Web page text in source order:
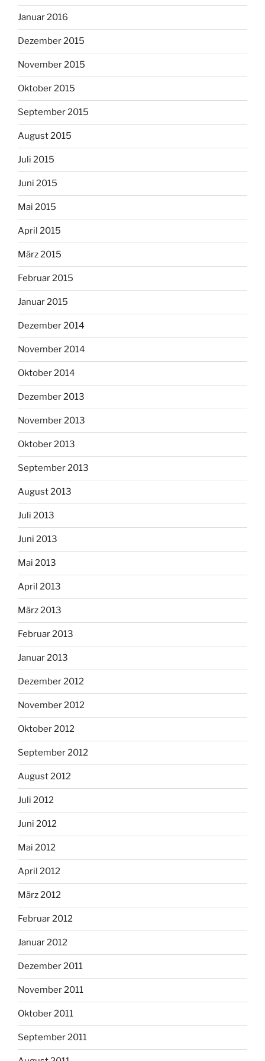
Januar 2016
Dezember 2015
November 2015
Oktober 2015
September 2015
August 2015
Juli 2015
Juni 2015
Mai 2015
April 2015
März 2015
Februar 2015
Januar 2015
Dezember 2014
November 2014
Oktober 2014
Dezember 2013
November 2013
Oktober 2013
September 2013
August 2013
Juli 2013
Juni 2013
Mai 2013
April 2013
März 2013
Februar 2013
Januar 2013
Dezember 2012
November 2012
Oktober 2012
September 2012
August 2012
Juli 2012
Juni 2012
Mai 2012
April 2012
März 2012
Februar 2012
Januar 2012
Dezember 2011
November 2011
Oktober 2011
September 2011